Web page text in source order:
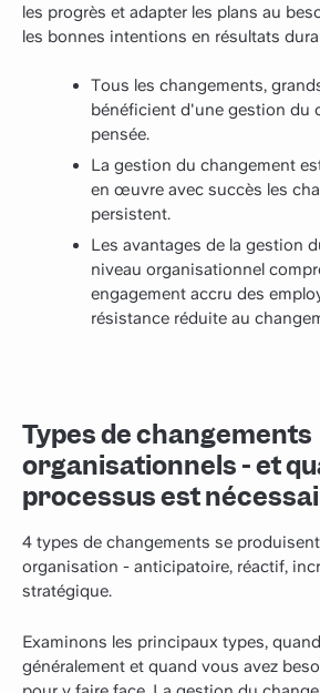
les progrès et adapter les plans au
les bonnes intentions en résultats
Tous les changements,
bénéficient d'une gestion du
pensée.
La gestion du changement
en œuvre avec succès les
persistent.
Les avantages de la gestion
niveau organisationnel
engagement accru des
résistance réduite au
Types de changements
organisationnels - et
processus est
4 types de changements se
organisation - anticipatoire, réactif,
stratégique.
Examinons les principaux types,
généralement et quand vous avez